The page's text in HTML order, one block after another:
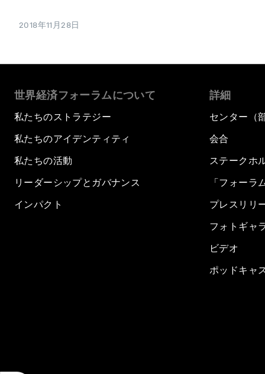
2018年11月28日
世界経済フォーラムについて
私たちのストラテジー
私たちのアイデンティティ
私たちの活動
リーダーシップとガバナンス
インパクト
詳細
センター（
会合
ステークホ
「フォーラ
プレスリリ
フォトギャ
ビデオ
ポッドキャ